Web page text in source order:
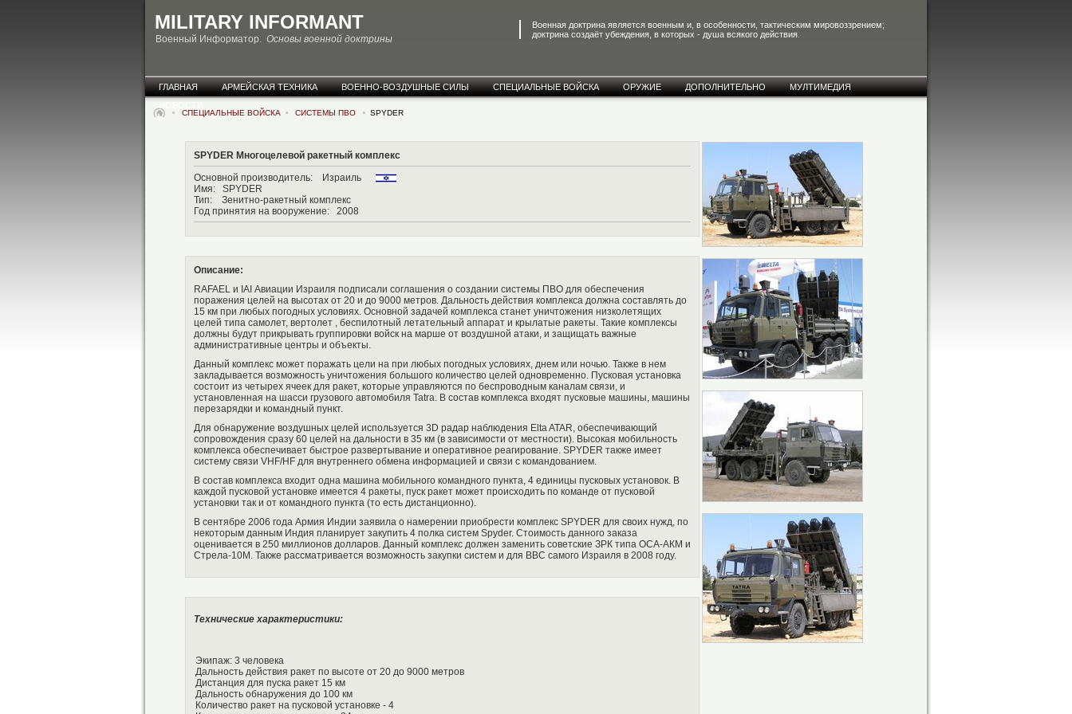
MILITARY INFORMANT
Военная доктрина является военным и, в особенности, тактическим мировоззрением;
доктрина создаёт убеждения, в которых - душа всякого действия.
Военный Информатор. Основы военной доктрины
ГЛАВНАЯ АРМЕЙСКАЯ ТЕХНИКА ВОЕННО-ВОЗДУШНЫЕ СИЛЫ СПЕЦИАЛЬНЫЕ ВОЙСКА ОРУЖИЕ ДОПОЛНИТЕЛЬНО
МУЛТИМЕДИЯ
СПЕЦИАЛЬНЫЕ ВОЙСКА СИСТЕМЫ ПВО SPYDER
SPYDER Многоцелевой ракетный комплекс
Основной производитель: Израиль
Имя: SPYDER
Тип: Зенитно-ракетный комплекс
Год принятия на вооружение: 2008
Описание:
RAFAEL и IAI Авиации Израиля подписали соглашения о создании системы ПВО для обеспечения
поражения целей на высотах от 20 и до 9000 метров. Дальность действия комплекса должна составлять до
15 км при любых погодных условиях. Основной задачей комплекса станет уничтожения низколетящих
целей типа самолет, вертолет , беспилотный летательный аппарат и крылатые ракеты. Такие комплексы
должны будут прикрывать группировки войск на марше от воздушной атаки, и защищать важные
административные центры и объекты.
Данный комплекс может поражать цели на при любых погодных условиях, днем или ночью. Также в нем
закладывается возможность уничтожения большого количество целей одновременно. Пусковая установка
состоит из четырех ячеек для ракет, которые управляются по беспроводным каналам связи, и
установленная на шасси грузового автомобиля Tatra. В состав комплекса входят пусковые машины, машины
перезарядки и командный пункт.
Для обнаружение воздушных целей используется 3D радар наблюдения Elta ATAR, обеспечивающий
сопровождения сразу 60 целей на дальности в 35 км (в зависимости от местности). Высокая мобильность
комплекса обеспечивает быстрое развертывание и оперативное реагирование. SPYDER также имеет
систему связи VHF/HF для внутреннего обмена информацией и связи с командованием.
В состав комплекса входит одна машина мобильного командного пункта, 4 единицы пусковых установок. В
каждой пусковой установке имеется 4 ракеты, пуск ракет может происходить по команде от пусковой
установки так и от командного пункта (то есть дистанционно).
В сентябре 2006 года Армия Индии заявила о намерении приобрести комплекс SPYDER для своих нужд, по
некоторым данным Индия планирует закупить 4 полка систем Spyder. Стоимость данного заказа
оценивается в 250 миллионов долларов. Данный комплекс должен заменить советские ЗРК типа ОСА-АКМ и
Стрела-10М. Также рассматривается возможность закупки систем и для ВВС самого Израиля в 2008 году.
Технические характеристики:
Экипаж: 3 человека
Дальность действия ракет по высоте от 20 до 9000 метров
Дистанция для пуска ракет 15 км
Дальность обнаружения до 100 км
Количество ракет на пусковой установке - 4